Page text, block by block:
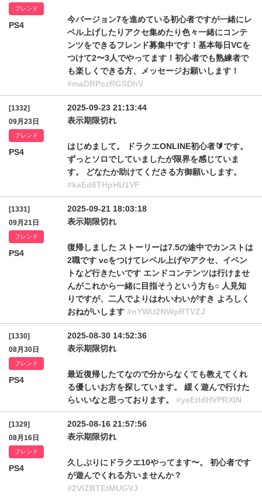
フレンド
PS4
今バージョン7を進めている初心者ですが一緒にレ
ベル上げしたりアクセ集めたり色々一緒にコンテ
ンツをできるフレンド募集中です！基本毎日VCを
つけて2〜3人でやってます！初心者でも熟練者で
も楽しくできる方、メッセージお願いします！
#maDRPczRGSDhV
[1332]
09月23日
フレンド
PS4
2025-09-23 21:13:44
表示期限切れ
はじめまして。 ドラクエONLINE初心者🔰です。
ずっとソロでしていましたが限界を感じていま
す。 どなたか助けてくださる方御願いします。
#kaEd6THpHU1VF
[1331]
09月21日
フレンド
PS4
2025-09-21 18:03:18
表示期限切れ
復帰しました ストーリーは7.5の途中でカンストは
2職です vcをつけてレベル上げやアクセ、イベン
トなど行きたいです エンドコンテンツは行けませ
んがこれから一緒に目指そうという方も○ 人見知
りですが、二人でよりはわいわいがすき よろしく
おねがいします #nYWU2NWpRTVZJ
[1330]
08月30日
フレンド
PS4
2025-08-30 14:52:36
表示期限切れ
最近復帰したてなので分からなくても教えてくれ
る優しいお方を探しています。 緩く遊んで行けた
らいいなと思っております。 #yeEtldHVPRXlN
[1329]
08月16日
フレンド
PS4
2025-08-16 21:57:56
表示期限切れ
久しぶりにドラクエ10やってます〜。 初心者です
が遊んでくれる方いませんか？
#2VlZBTEtMUGVJ